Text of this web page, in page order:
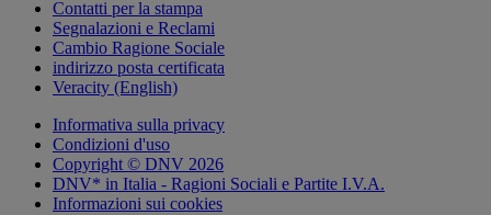
Contatti per la stampa
Segnalazioni e Reclami
Cambio Ragione Sociale
indirizzo posta certificata
Veracity (English)
Informativa sulla privacy
Condizioni d'uso
Copyright © DNV 2026
DNV* in Italia - Ragioni Sociali e Partite I.V.A.
Informazioni sui cookies